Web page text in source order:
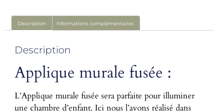
Description Informations complémentaires
Description
Applique murale fusée :
L’Applique murale fusée sera parfaite pour illuminer
une chambre d’enfant. Ici nous l’avons réalisé dans